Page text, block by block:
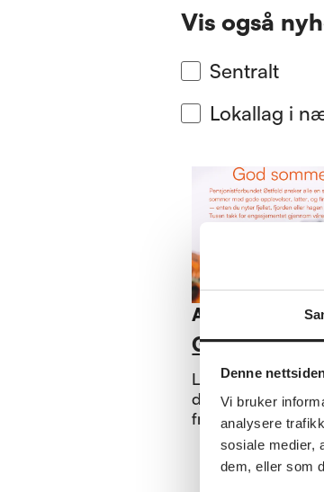
Denne
Vi bruker
analysere
sosiale medier,
dem, eller som
Vis også
Sentralt
Lokallag i
Annet
God sommer!
Les vårt
deg som
frivillig og